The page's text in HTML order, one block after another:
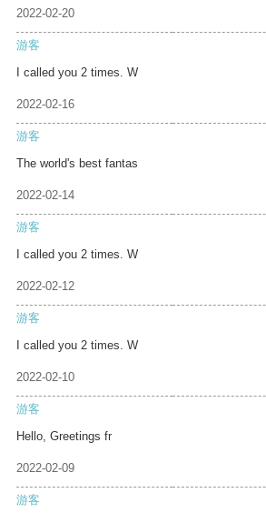
2022-02-20
游客
I called you 2 times. W
2022-02-16
游客
The world's best fantas
2022-02-14
游客
I called you 2 times. W
2022-02-12
游客
I called you 2 times. W
2022-02-10
游客
Hello, Greetings fr
2022-02-09
游客